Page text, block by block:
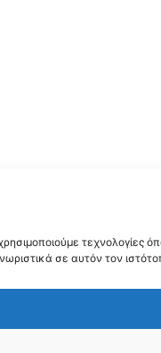
σε αυτόν τον